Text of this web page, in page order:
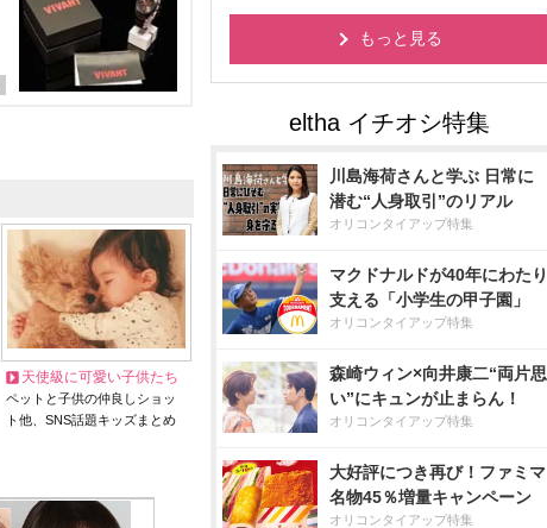
天使級に可愛い子供たち
ペットと子供の仲良しショッ
ト他、SNS話題キッズまとめ
もっと見る
川島海荷さんと学ぶ 日常に
潜む“人身取引”のリアル
オリコンタイアップ特集
マクドナルドが40年にわたり
支える「小学生の甲子園」
オリコンタイアップ特集
森崎ウィン×向井康二“両片思
い”にキュンが止まらん！
オリコンタイアップ特集
大好評につき再び！ファミマ
名物45％増量キャンペーン
オリコンタイアップ特集